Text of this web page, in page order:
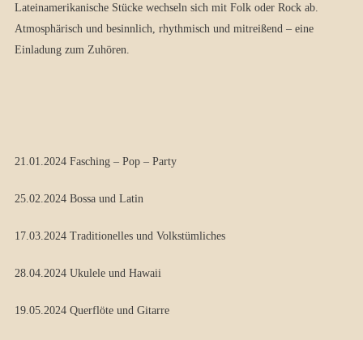
Lateinamerikanische Stücke wechseln sich mit Folk oder Rock ab.
Atmosphärisch und besinnlich, rhythmisch und mitreißend – eine
Einladung zum Zuhören.
21.01.2024 Fasching – Pop – Party
25.02.2024 Bossa und Latin
17.03.2024 Traditionelles und Volkstümliches
28.04.2024 Ukulele und Hawaii
19.05.2024 Querflöte und Gitarre